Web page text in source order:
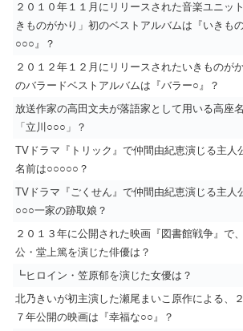
２０１０年１１月にリリースされた音楽ユニッ
きものがかり」初のベストアルバムは『いきも
○○○』？
２０１２年１２月にリリースされたいきものが
のバラードベストアルバムは『バラー○』？
放送作家の高田文夫が落語家として用いる高座
「立川○○○」？
TVドラマ『トリック』で仲間由紀恵演じる主人
名前は○○○○○？
TVドラマ『ごくせん』で仲間由紀恵演じる主人
○○○一家の跡取娘？
２０１３年に公開された映画『図書館戦争』で
公・堂上篤を演じた俳優は？
┗ヒロイン・笠原郁を演じた女優は？
北乃きいが初主演した瀬尾まいこ原作による、
７年公開の映画は『幸福な○○』？